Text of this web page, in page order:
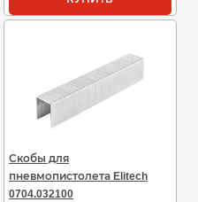
Скобы для
пневмопистолета Elitech
0704.032100